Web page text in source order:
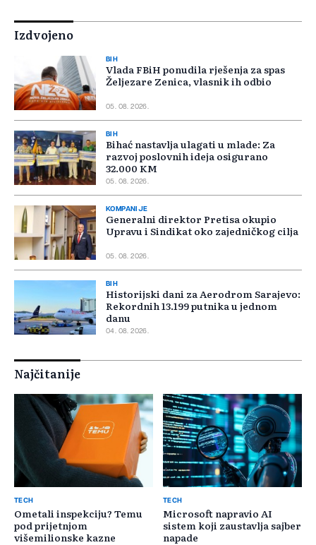
Izdvojeno
BIH
Vlada FBiH ponudila rješenja za spas
Željezare Zenica, vlasnik ih odbio
05. 08. 2026.
BIH
Bihać nastavlja ulagati u mlade: Za
razvoj poslovnih ideja osigurano
32.000 KM
05. 08. 2026.
KOMPANIJE
Generalni direktor Pretisa okupio
Upravu i Sindikat oko zajedničkog cilja
05. 08. 2026.
BIH
Historijski dani za Aerodrom Sarajevo:
Rekordnih 13.199 putnika u jednom
danu
04. 08. 2026.
Najčitanije
TECH
Ometali inspekciju? Temu
pod prijetnjom
višemilionske kazne
TECH
Microsoft napravio AI
sistem koji zaustavlja sajber
napade